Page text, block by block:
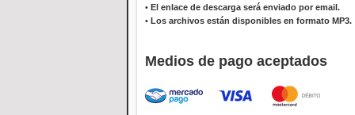
• El enlace de descarga será enviado por email.
• Los archivos están disponibles en formato MP3.
Medios de pago aceptados